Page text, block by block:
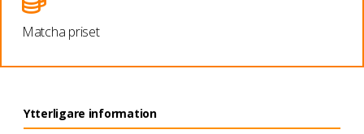
Matcha priset
Ytterligare information